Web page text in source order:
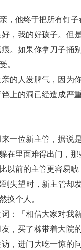
，他终于把所有钉子
，我的好孩子。但
。如果你拿刀子捅
。
的人发脾气，因为
上的洞已经造成
一位新主管，据说
在里面难得出门，
以前的主管更容易唬
失望时，新主管却
换个人。
：「相信大家对我
，买了栋带着大院
，进门大吃一惊的